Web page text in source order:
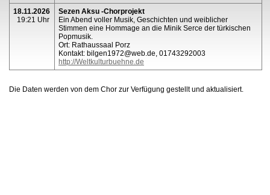
18.11.2026
19:21 Uhr
Sezen Aksu -Chorprojekt
Ein Abend voller Musik, Geschichten und weiblicher
Stimmen eine Hommage an die Minik Serce der türkischen
Popmusik.
Ort: Rathaussaal Porz
Kontakt: bilgen1972@web.de, 01743292003
http://Weltkulturbuehne.de
Die Daten werden von dem Chor zur Verfügung gestellt und aktualisiert.